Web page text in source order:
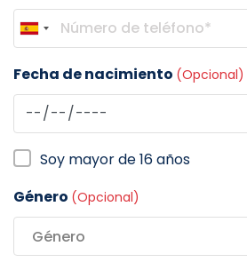
Fecha de nacimiento (Opcional)
Soy mayor de 16 años
Género (Opcional)
Género